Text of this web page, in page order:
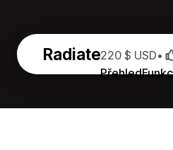
Radiate
Přehled
220 $ USD•